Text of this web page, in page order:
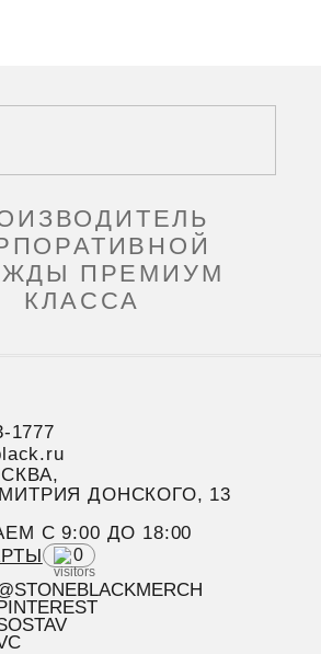
ПРЕМИУМ
КЛАССА
1777
ДОНСКОГО, 13
C 9:00 ДО 18:00
0